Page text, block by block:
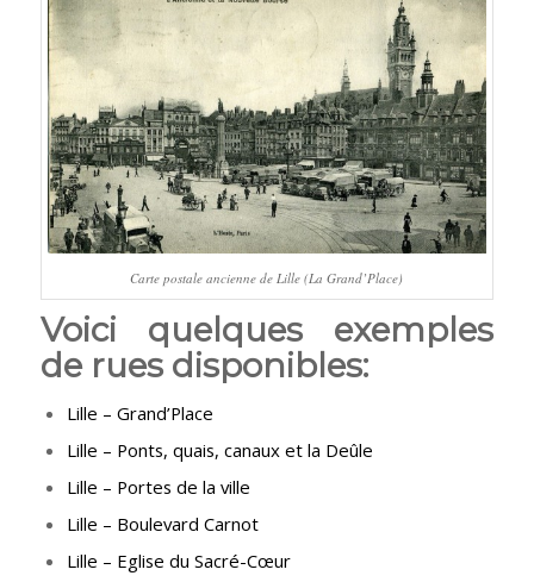
Carte postale ancienne de Lille (La Grand’Place)
Voici quelques exemples
de rues disponibles:
Lille – Grand’Place
Lille – Ponts, quais, canaux et la Deûle
Lille – Portes de la ville
Lille – Boulevard Carnot
Lille – Eglise du Sacré-Cœur